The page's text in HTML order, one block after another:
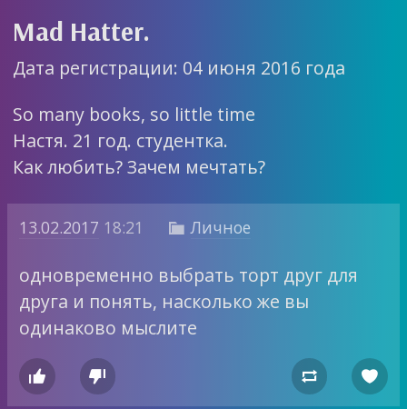
Mad Hatter.
Дата регистрации: 04 июня 2016 года
So many books, so little time
Настя. 21 год. студентка.
Как любить? Зачем мечтать?
13.02.2017 18:21  Личное
одновременно выбрать торт друг для
друга и понять, насколько же вы
одинаково мыслите
   